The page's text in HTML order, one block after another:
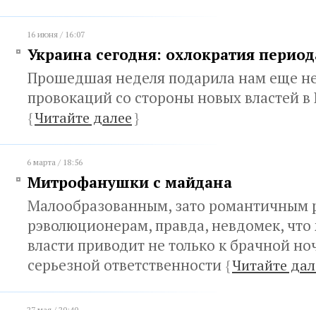
16 июня / 16:07
Украина сегодня: охлократия
Прошедшая неделя подарила нам еще
провокаций со стороны новых властей в
{Читайте далее}
6 марта / 18:56
Митрофанушки с майдана
Малообразованным, зато романтичным
рэволюционерам, правда, невдомек,
власти приводит не только к брачной
серьезной ответственности {Читайте